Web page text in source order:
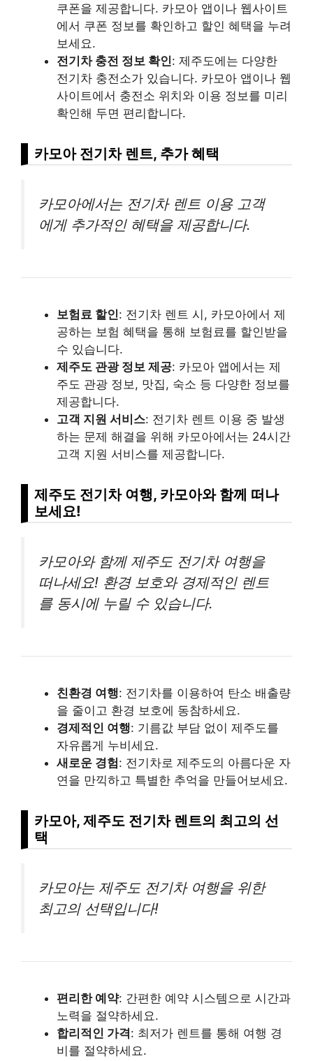
쿠폰을 제공합니다. 카모아 앱이나 웹사이트
에서 쿠폰 정보를 확인하고 할인 혜택을 누려
보세요.
전기차 충전 정보 확인: 제주도에는 다양한
전기차 충전소가 있습니다. 카모아 앱이나 웹
사이트에서 충전소 위치와 이용 정보를 미리
확인해 두면 편리합니다.
카모아 전기차 렌트, 추가 혜택
카모아에서는 전기차 렌트 이용 고객
에게 추가적인 혜택을 제공합니다.
보험료 할인: 전기차 렌트 시, 카모아에서 제
공하는 보험 혜택을 통해 보험료를 할인받을
수 있습니다.
제주도 관광 정보 제공: 카모아 앱에서는 제
주도 관광 정보, 맛집, 숙소 등 다양한 정보를
제공합니다.
고객 지원 서비스: 전기차 렌트 이용 중 발생
하는 문제 해결을 위해 카모아에서는 24시간
고객 지원 서비스를 제공합니다.
제주도 전기차 여행, 카모아와 함께 떠나
보세요!
카모아와 함께 제주도 전기차 여행을
떠나세요! 환경 보호와 경제적인 렌트
를 동시에 누릴 수 있습니다.
친환경 여행: 전기차를 이용하여 탄소 배출량
을 줄이고 환경 보호에 동참하세요.
경제적인 여행: 기름값 부담 없이 제주도를
자유롭게 누비세요.
새로운 경험: 전기차로 제주도의 아름다운 자
연을 만끽하고 특별한 추억을 만들어보세요.
카모아, 제주도 전기차 렌트의 최고의 선
택
카모아는 제주도 전기차 여행을 위한
최고의 선택입니다!
편리한 예약: 간편한 예약 시스템으로 시간과
노력을 절약하세요.
합리적인 가격: 최저가 렌트를 통해 여행 경
비를 절약하세요.